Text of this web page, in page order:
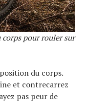
pour rouler sur
du corps.
et contrecarrez
pas peur de